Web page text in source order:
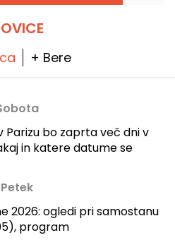
+ Bere
bo zaprta več dni v
in katere datume se
Petek
2026: ogledi pri samostanu
program